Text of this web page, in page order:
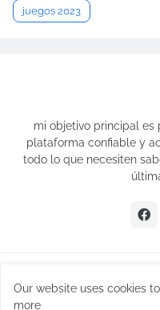
juegos 2023
mi objetivo principal es
plataforma confiable y
todo lo que necesiten
Creado por -
Our website uses cookies
more